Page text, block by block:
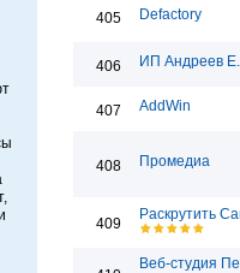
405 Defactory
406 ИП Андреев
407 AddWin
408 Промедиа
409
Раскрутить
Веб-студия